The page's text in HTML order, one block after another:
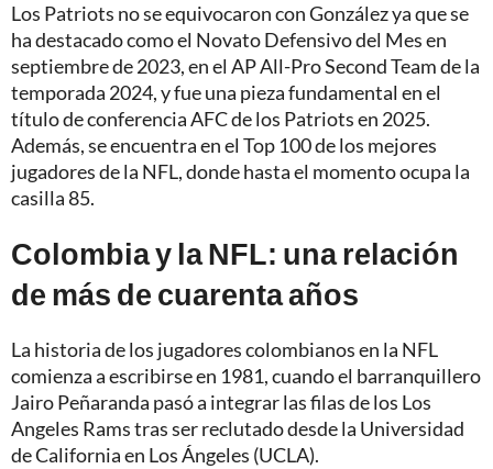
Los Patriots no se equivocaron con González ya que se
ha destacado como el Novato Defensivo del Mes en
septiembre de 2023, en el AP All-Pro Second Team de la
temporada 2024, y fue una pieza fundamental en el
título de conferencia AFC de los Patriots en 2025.
Además, se encuentra en el Top 100 de los mejores
jugadores de la NFL, donde hasta el momento ocupa la
casilla 85.
Colombia y la NFL: una relación
de más de cuarenta años
La historia de los jugadores colombianos en la NFL
comienza a escribirse en 1981, cuando el barranquillero
Jairo Peñaranda pasó a integrar las filas de los Los
Angeles Rams tras ser reclutado desde la Universidad
de California en Los Ángeles (UCLA).